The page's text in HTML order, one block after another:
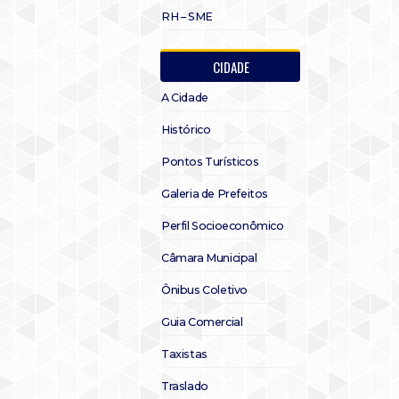
RH – SME
CIDADE
A Cidade
Histórico
Pontos Turísticos
Galeria de Prefeitos
Perfil Socioeconômico
Câmara Municipal
Ônibus Coletivo
Guia Comercial
Taxistas
Traslado